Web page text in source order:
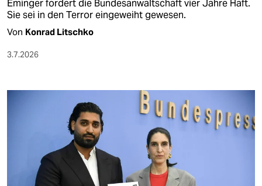
Eminger fordert die Bundesanwaltschaft vier Jahre Haft.
Sie sei in den Terror eingeweiht gewesen.
Von Konrad Litschko
3.7.2026